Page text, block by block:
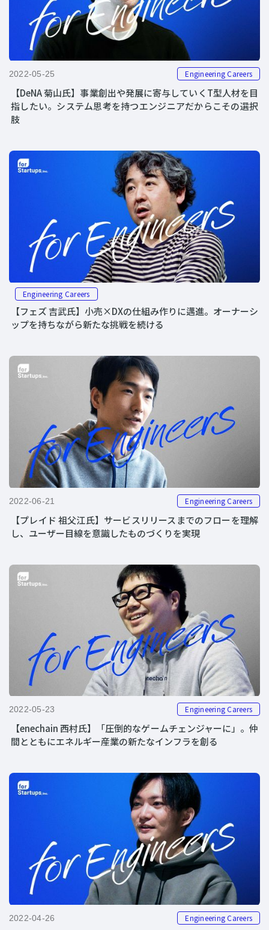
2022-05-25 Engineering Careers
【DeNA 菊山氏】事業創出や発展に寄与していくT型人材を目
指したい。システム思考を持つエンジニアだからこその選択
肢
Engineering Careers
【フェズ 吉武氏】小売×DXの仕組み作りに邁進。オーナーシ
ップを持ちながら新たな挑戦を続ける
2022-06-21 Engineering Careers
【プレイド 祖父江氏】サービスリリースまでのフローを理解
し、ユーザー目線を意識したものづくりを実現
2022-05-23 Engineering Careers
【enechain 西村氏】「圧倒的なゲームチェンジャーに」。仲
間とともにエネルギー産業の新たなインフラを創る
2022-04-26 Engineering Careers